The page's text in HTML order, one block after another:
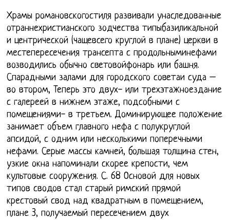
Храмы романовскогостиля развивали унаследованные
отраннехристианского зодчества типыбазиликальной
и центрической (чащевсего круглой в плане) церкви в
местепересечения трансепта с продольныминефами
возводились обычно световойфонарь или башня.
Спарадными залами для городского советаи суда –
во втором, Теперь это двух- или трехэтажноездание
с галереей в нижнем этаже, подсобными с
помещениями- в третьем. Доминирующее положение
занимает объем главного нефа с полукруглой
апсидой, с одним или несколькими поперечными
нефами. Серые массы камней, большая толщина стен,
узкие окна напоминали скорее крепости, чем
культовые сооружения. С. 68 Основой для новых
типов сводов стал старый римский прямой
крестовый свод над квадратным в помещением,
плане 3, получаемый пересечением двух